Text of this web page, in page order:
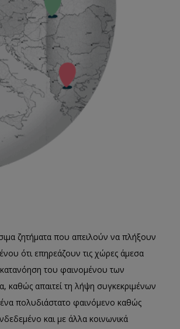
ζητήματα που απειλούν να πλήξουν
ότι επηρεάζουν τις χώρες άμεσα
κατανόηση του φαινομένου των
καθώς απαιτεί τη λήψη συγκεκριμένων
πολυδιάστατο φαινόμενο καθώς
και με άλλα κοινωνικά